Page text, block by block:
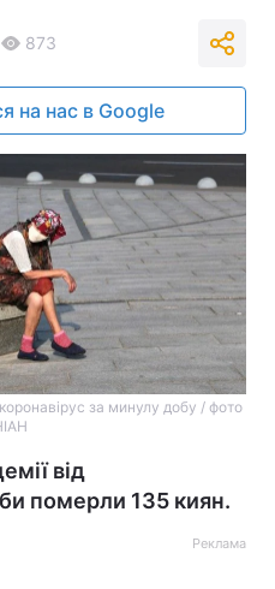
873
на нас в Google
за минулу добу / фото
від
померли 135 киян.
Реклама